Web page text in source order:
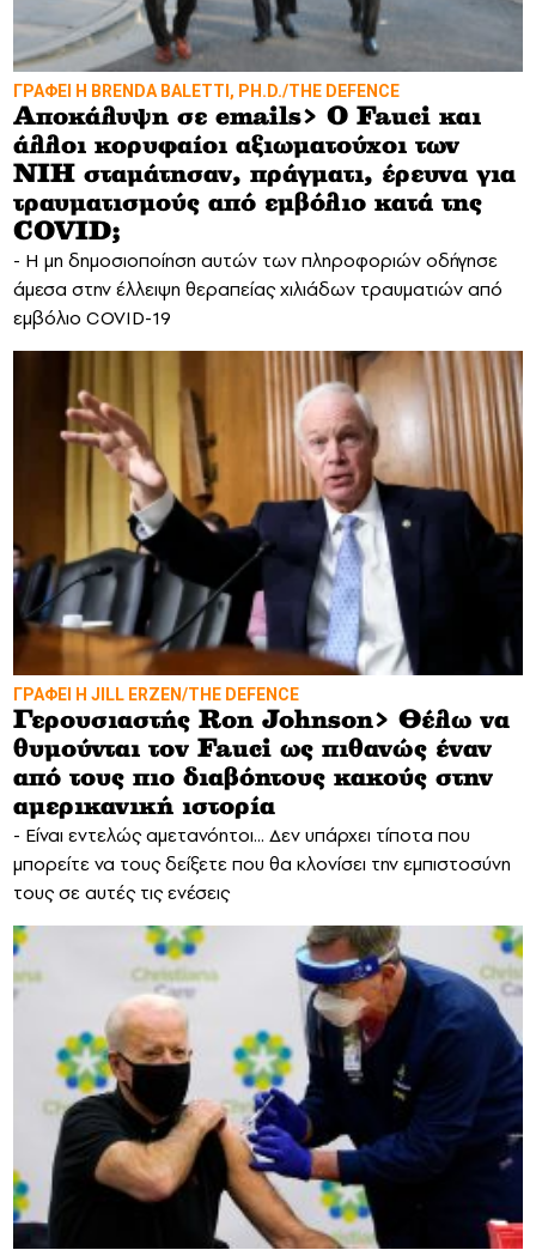
ΓΡΑΦΕΙ Η BRENDA BALETTI, PH.D./THE DEFENCE
Αποκάλυψη σε emails> Ο Fauci και
άλλοι κορυφαίοι αξιωματούχοι των
NIH σταμάτησαν, πράγματι, έρευνα για
τραυματισμούς από εμβόλιο κατά της
COVID;
- Η μη δημοσιοποίηση αυτών των πληροφοριών οδήγησε
άμεσα στην έλλειψη θεραπείας χιλιάδων τραυματιών από
εμβόλιο COVID-19
ΓΡΑΦΕΙ Η JILL ERZEN/THE DEFENCE
Γερουσιαστής Ron Johnson> Θέλω να
θυμούνται τον Fauci ως πιθανώς έναν
από τους πιο διαβόητους κακούς στην
αμερικανική ιστορία
- Είναι εντελώς αμετανόητοι... Δεν υπάρχει τίποτα που
μπορείτε να τους δείξετε που θα κλονίσει την εμπιστοσύνη
τους σε αυτές τις ενέσεις